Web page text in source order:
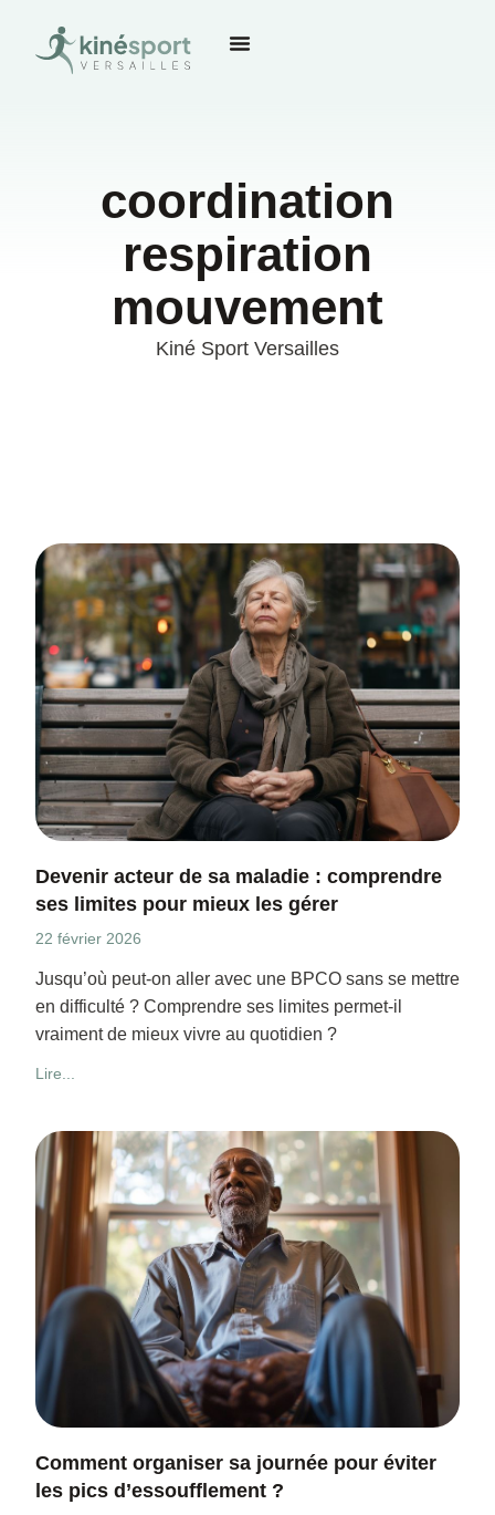
coordination
respiration
mouvement
Kiné Sport Versailles
Devenir acteur de sa maladie : comprendre
ses limites pour mieux les gérer
22 février 2026
Jusqu’où peut-on aller avec une BPCO sans se mettre
en difficulté ? Comprendre ses limites permet-il
vraiment de mieux vivre au quotidien ?
Lire...
Comment organiser sa journée pour éviter
les pics d’essoufflement ?